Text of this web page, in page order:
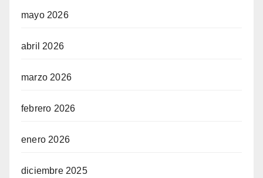
mayo 2026
abril 2026
marzo 2026
febrero 2026
enero 2026
diciembre 2025